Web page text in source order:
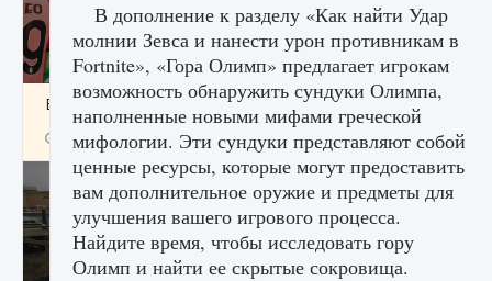
Входят ли «Милан» и «Интер» в EA FC 25
9 августа 2024 2 064 0 1
В дополнение к разделу «Как найти Удар
молнии Зевса и нанести урон противникам в
Fortnite», «Гора Олимп» предлагает игрокам
возможность обнаружить сундуки Олимпа,
наполненные новыми мифами греческой
мифологии. Эти сундуки представляют собой
ценные ресурсы, которые могут предоставить
вам дополнительное оружие и предметы для
улучшения вашего игрового процесса.
Найдите время, чтобы исследовать гору
Олимп и найти ее скрытые сокровища.